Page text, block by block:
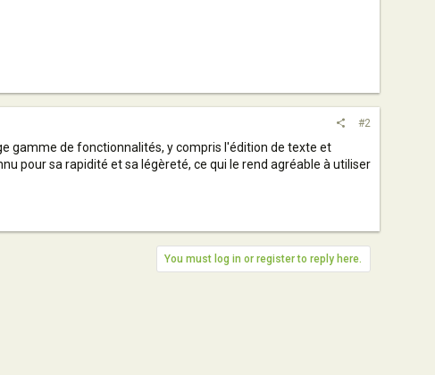
#2
gamme de fonctionnalités, y compris l'édition de texte et
pour sa rapidité et sa légèreté, ce qui le rend agréable à utiliser
You must log in or register to reply here.